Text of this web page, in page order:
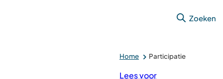
Zoeken
Home Participatie
Lees voor